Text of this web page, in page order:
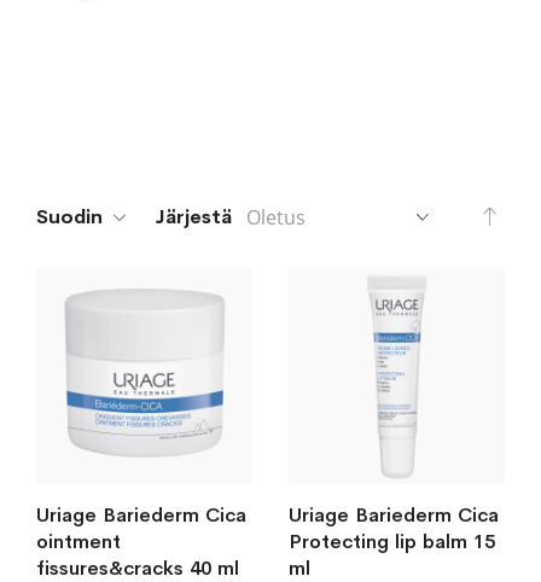
Suodin Järjestä
Uriage Bariederm Cica
ointment
fissures&cracks 40 ml
Uriage Bariederm Cica
Protecting lip balm 15
ml